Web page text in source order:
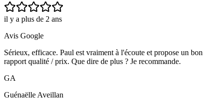
il y a plus de 2 ans
Avis Google
Sérieux, efficace. Paul est vraiment à l'écoute et propose un bon
rapport qualité / prix. Que dire de plus ? Je recommande.
GA
Guénaëlle Aveillan